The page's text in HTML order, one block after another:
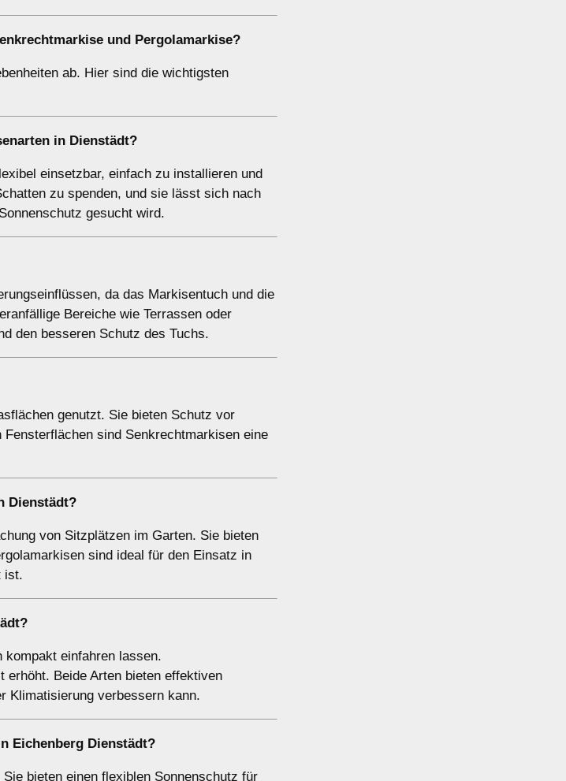
und Pergolamarkise?
ab. Hier sind die wichtigsten
in Dienstädt?
einsetzbar, einfach zu installieren und
zu spenden, und sie lässt sich nach
gesucht wird.
da das Markisentuch und die
Bereiche wie Terrassen oder
den besseren Schutz des Tuchs.
genutzt. Sie bieten Schutz vor
sind Senkrechtmarkisen eine
Dienstädt?
von Sitzplätzen im Garten. Sie bieten
sind ideal für den Einsatz in
ist.
einfahren lassen.
erhöht. Beide Arten bieten effektiven
Klimatisierung verbessern kann.
Eichenberg Dienstädt?
bieten einen flexiblen Sonnenschutz für